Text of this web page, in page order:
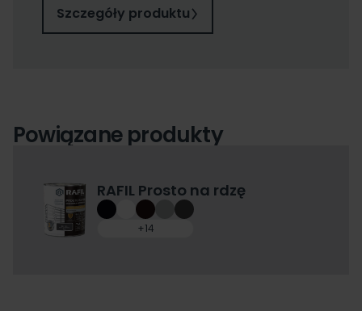
Szczegóły produktu
Powiązane produkty
RAFIL Prosto na rdzę
+14